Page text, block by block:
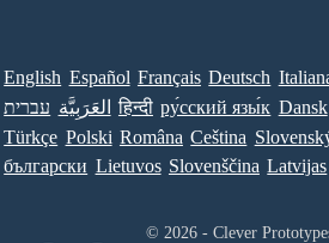
English Español Français Deutsch
עברית العَرَبِيَّة हिन्दी ру́сский язы́к Dansk
Türkçe Polski Româna Ceština
български Lietuvos Slovenščina Latvijas
© 2026 - Clever